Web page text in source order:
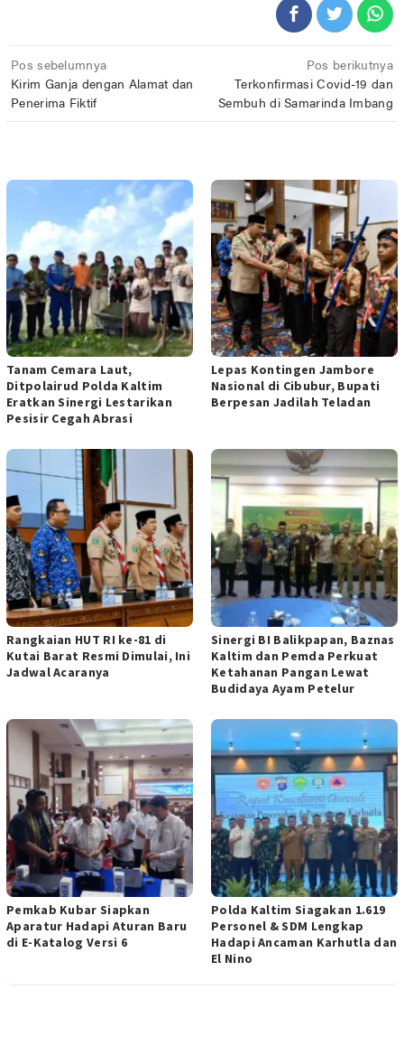
Navigasi
pos
Pos sebelumnya
Kirim Ganja dengan Alamat dan
Penerima Fiktif
Pos berikutnya
Terkonfirmasi Covid-19 dan
Sembuh di Samarinda Imbang
Tanam Cemara Laut,
Ditpolairud Polda Kaltim
Eratkan Sinergi Lestarikan
Pesisir Cegah Abrasi
Lepas Kontingen Jambore
Nasional di Cibubur, Bupati
Berpesan Jadilah Teladan
Rangkaian HUT RI ke-81 di
Kutai Barat Resmi Dimulai, Ini
Jadwal Acaranya
Sinergi BI Balikpapan, Baznas
Kaltim dan Pemda Perkuat
Ketahanan Pangan Lewat
Budidaya Ayam Petelur
Pemkab Kubar Siapkan
Aparatur Hadapi Aturan Baru
di E-Katalog Versi 6
Polda Kaltim Siagakan 1.619
Personel & SDM Lengkap
Hadapi Ancaman Karhutla dan
El Nino